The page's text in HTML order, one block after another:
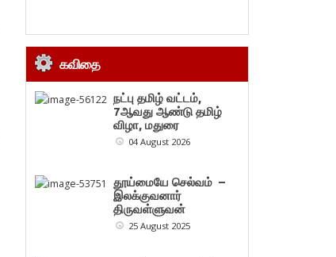
கவிதை
நட்பு தமிழ் வட்டம்,
7ஆவது ஆண்டு தமிழ்
விழா, மதுரை
04 August 2026
தூய்மையே செல்வம் –
இலக்குவனார்
திருவள்ளுவன்
25 August 2025